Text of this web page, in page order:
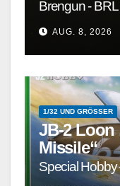
Brengun -
AUG. 8, 2026
1/32 UND GRÖSSER
JB-2 Loon
Missile“
Special